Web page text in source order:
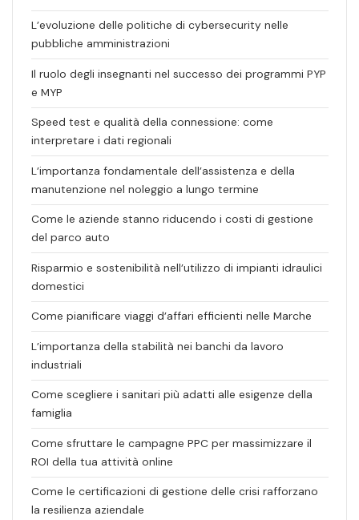
L’evoluzione delle politiche di cybersecurity nelle
pubbliche amministrazioni
Il ruolo degli insegnanti nel successo dei programmi PYP
e MYP
Speed test e qualità della connessione: come
interpretare i dati regionali
L’importanza fondamentale dell’assistenza e della
manutenzione nel noleggio a lungo termine
Come le aziende stanno riducendo i costi di gestione
del parco auto
Risparmio e sostenibilità nell’utilizzo di impianti idraulici
domestici
Come pianificare viaggi d’affari efficienti nelle Marche
L’importanza della stabilità nei banchi da lavoro
industriali
Come scegliere i sanitari più adatti alle esigenze della
famiglia
Come sfruttare le campagne PPC per massimizzare il
ROI della tua attività online
Come le certificazioni di gestione delle crisi rafforzano
la resilienza aziendale